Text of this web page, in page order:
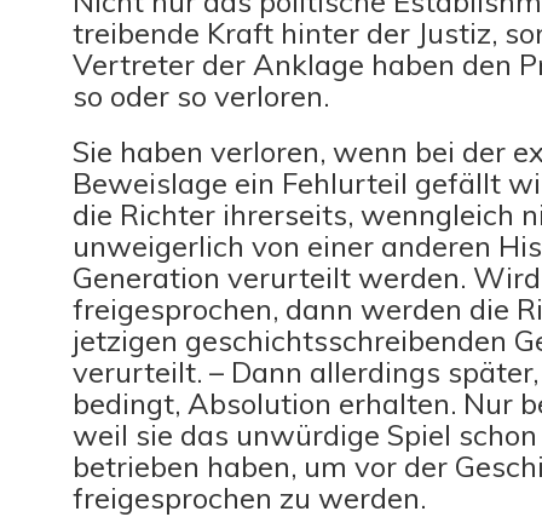
treibende Kraft hinter der Justiz,
Vertreter der Anklage haben den
so oder so verloren.
Sie haben verloren, wenn bei der
Beweislage ein Fehlurteil gefällt
die Richter ihrerseits, wenngleich
unweigerlich von einer anderen
Generation verurteilt werden.
freigesprochen, dann werden die
jetzigen geschichtsschreibenden
verurteilt. – Dann allerdings
bedingt, Absolution erhalten. Nur
weil sie das unwürdige Spiel
betrieben haben, um vor der
freigesprochen zu werden.